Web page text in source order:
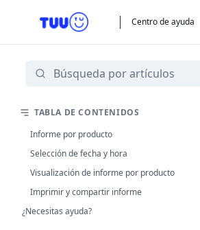
Centro de ayuda
TABLA DE CONTENIDOS
Informe por producto
Selección de fecha y hora
Visualización de informe por producto
Imprimir y compartir informe
¿Necesitas ayuda?